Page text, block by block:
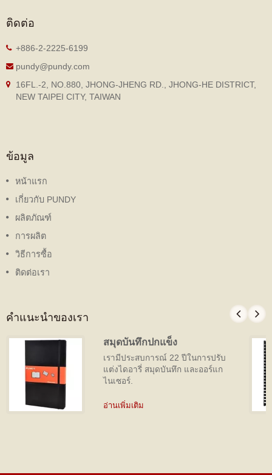
ติดต่อ
+886-2-2225-6199
pundy@pundy.com
16FL.-2, NO.880, JHONG-JHENG RD., JHONG-HE DISTRICT,
NEW TAIPEI CITY, TAIWAN
ข้อมูล
หน้าแรก
เกี่ยวกับ PUNDY
ผลิตภัณฑ์
การผลิต
วิธีการซื้อ
ติดต่อเรา
คำแนะนำของเรา
สมุดบันทึกปกแข็ง
เรามีประสบการณ์ 22 ปีในการปรับ
แต่งไดอารี่ สมุดบันทึก และออร์แก
ไนเซอร์.
อ่านเพิ่มเติม